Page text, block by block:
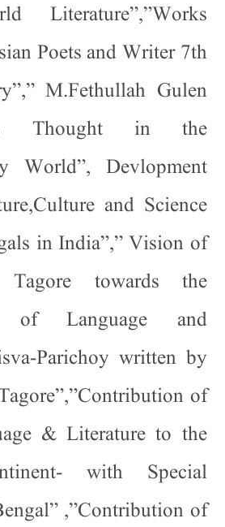
Literature”,”Works
Poets and Writer 7th
M.Fethullah Gulen
Thought in the
World”, Devlopment
and Science
in India”,” Vision of
Tagore towards the
of Language and
Parichoy written by
of
& Literature to the
with Special
,”Contribution of